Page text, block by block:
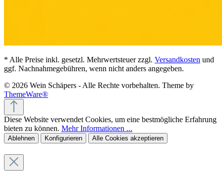
* Alle Preise inkl. gesetzl. Mehrwertsteuer zzgl. Versandkosten und
ggf. Nachnahmegebühren, wenn nicht anders angegeben.
© 2026 Wein Schäpers - Alle Rechte vorbehalten. Theme by
ThemeWare®
Diese Website verwendet Cookies, um eine bestmögliche Erfahrung
bieten zu können. Mehr Informationen ...
Ablehnen Konfigurieren Alle Cookies akzeptieren